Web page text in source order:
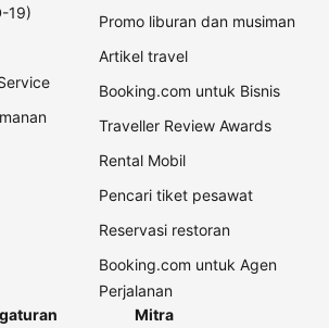
19)
Promo liburan dan musiman
Artikel travel
Booking.com untuk Bisnis
Traveller Review Awards
Rental Mobil
Pencari tiket pesawat
Reservasi restoran
Booking.com untuk Agen
Perjalanan
Mitra